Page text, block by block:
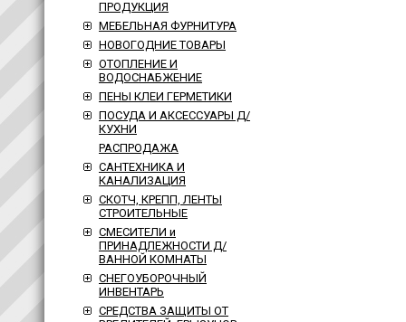
ПРОДУКЦИЯ
МЕБЕЛЬНАЯ ФУРНИТУРА
НОВОГОДНИЕ ТОВАРЫ
ОТОПЛЕНИЕ И
ВОДОСНАБЖЕНИЕ
ПЕНЫ КЛЕИ ГЕРМЕТИКИ
ПОСУДА И АКСЕССУАРЫ Д/
КУХНИ
РАСПРОДАЖА
САНТЕХНИКА И
КАНАЛИЗАЦИЯ
СКОТЧ, КРЕПП, ЛЕНТЫ
СТРОИТЕЛЬНЫЕ
СМЕСИТЕЛИ и
ПРИНАДЛЕЖНОСТИ Д/
ВАННОЙ КОМНАТЫ
СНЕГОУБОРОЧНЫЙ
ИНВЕНТАРЬ
СРЕДСТВА ЗАЩИТЫ ОТ